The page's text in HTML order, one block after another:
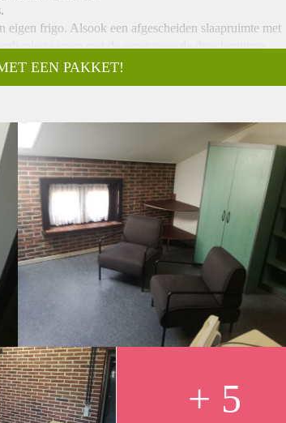
eigen frigo. Alsook een afgescheiden slaapruimte met
samen met de gerenoveerde doucheruimte.
voorschot energie en water. Bij normaal verbruik is dit
EEN PAKKET!
+ 5